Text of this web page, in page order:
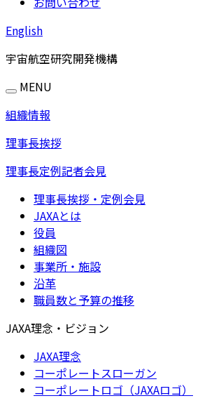
English
宇宙航空研究開発機構
MENU
組織情報
理事長挨拶
理事長定例記者会見
理事長挨拶・定例会見
JAXAとは
役員
組織図
事業所・施設
沿革
職員数と予算の推移
JAXA理念・ビジョン
JAXA理念
コーポレートスローガン
コーポレートロゴ（JAXAロゴ）